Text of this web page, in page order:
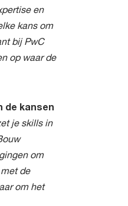
en
kans om
bij PwC
op waar de
de kansen
je skills in
om
de
om het